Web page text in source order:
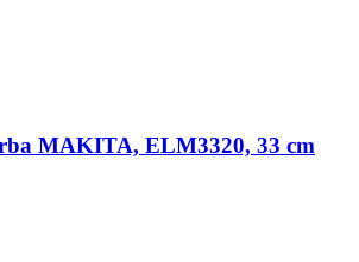
MAKITA, ELM3320, 33 cm